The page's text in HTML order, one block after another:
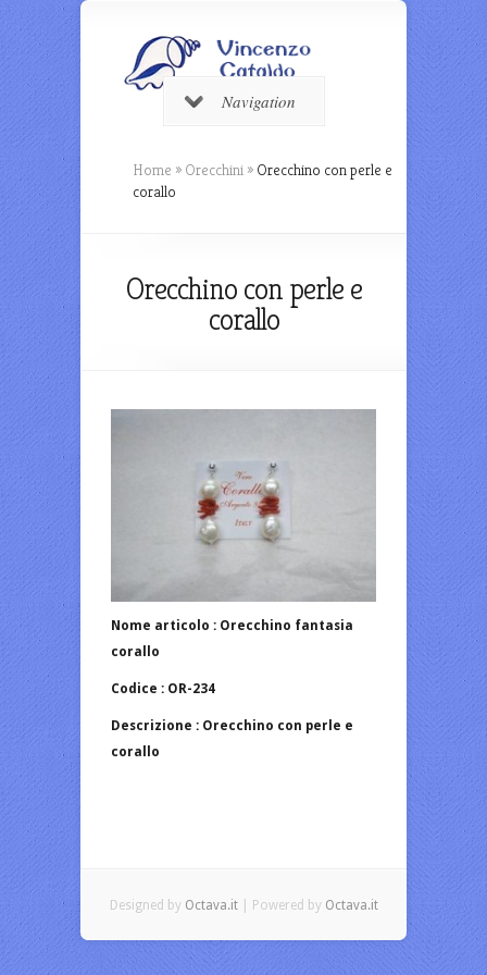
Navigation
Home » Orecchini » Orecchino con perle e
corallo
Orecchino con perle e
corallo
Nome articolo : Orecchino fantasia
corallo
Codice : OR-234
Descrizione : Orecchino con perle e
corallo
Designed by Octava.it| Powered by Octava.it